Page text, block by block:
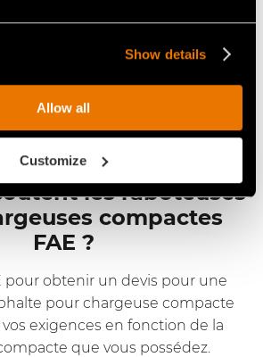
Show details
Allow all
Customize
? Faites confiance à FAE
conçues pour les chargeuses
de travailler jusqu'à 25 cm de
les raboteuses
compactes
FAE ?
pour obtenir un devis pour une
pour chargeuse compacte
exigences en fonction de la
que vous possédez.